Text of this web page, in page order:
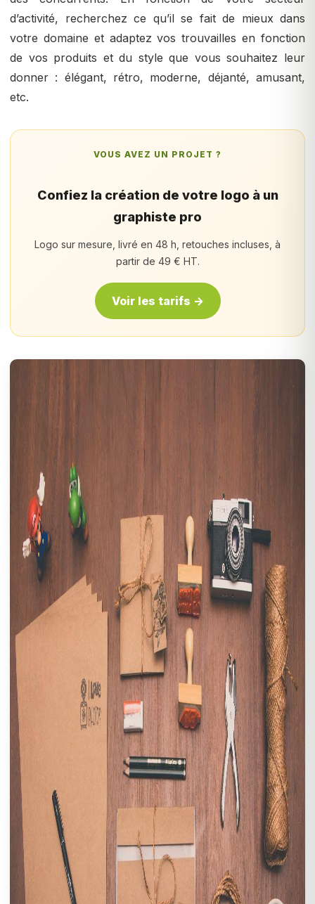
d’activité, recherchez ce qu’il se fait de mieux dans
votre domaine et adaptez vos trouvailles en fonction
de vos produits et du style que vous souhaitez leur
donner : élégant, rétro, moderne, déjanté, amusant,
etc.
VOUS AVEZ UN PROJET ?
Confiez la création de votre logo à un
graphiste pro
Logo sur mesure, livré en 48 h, retouches incluses, à
partir de 49 € HT.
Voir les tarifs →